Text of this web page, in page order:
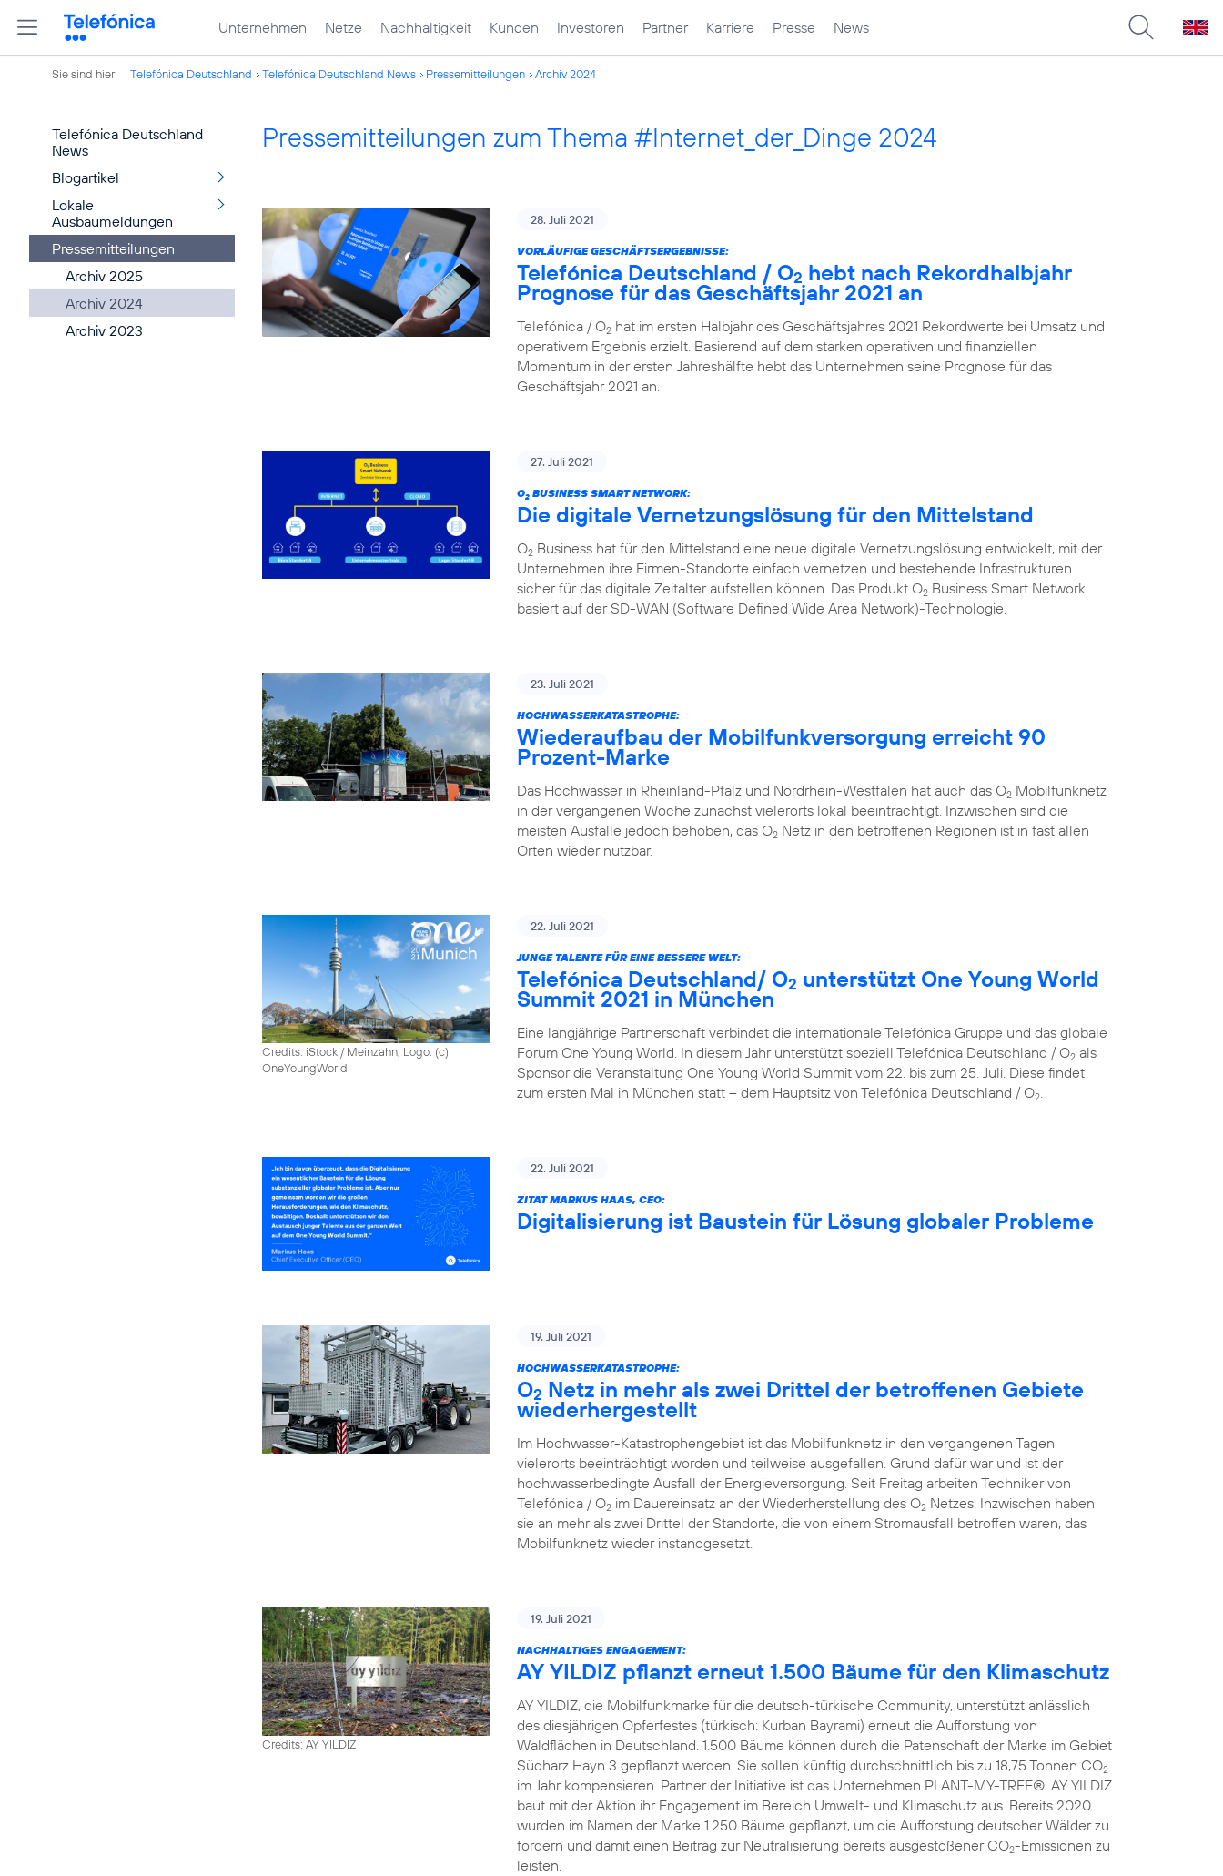
Unternehmen Netze Nachhaltigkeit Kunden Investoren Partner Karriere Presse News
Sie sind hier: Telefónica Deutschland Telefónica Deutschland News Pressemitteilungen Archiv 2024
Telefónica Deutschland
News
Blogartikel
Lokale
Ausbaumeldungen
Pressemitteilungen
Archiv 2025
Archiv 2024
Archiv 2023
Pressemitteilungen zum Thema #Internet_der_Dinge 2024
28. Juli 2021
VORLÄUFIGE GESCHÄFTSERGEBNISSE:
Telefónica Deutschland / O2 hebt nach Rekordhalbjahr
Prognose für das Geschäftsjahr 2021 an
Telefónica / O2 hat im ersten Halbjahr des Geschäftsjahres 2021 Rekordwerte bei Umsatz und
operativem Ergebnis erzielt. Basierend auf dem starken operativen und finanziellen
Momentum in der ersten Jahreshälfte hebt das Unternehmen seine Prognose für das
Geschäftsjahr 2021 an.
27. Juli 2021
O2 BUSINESS SMART NETWORK:
Die digitale Vernetzungslösung für den Mittelstand
O2 Business hat für den Mittelstand eine neue digitale Vernetzungslösung entwickelt, mit der
Unternehmen ihre Firmen-Standorte einfach vernetzen und bestehende Infrastrukturen
sicher für das digitale Zeitalter aufstellen können. Das Produkt O2 Business Smart Network
basiert auf der SD-WAN (Software Defined Wide Area Network)-Technologie.
23. Juli 2021
HOCHWASSERKATASTROPHE:
Wiederaufbau der Mobilfunkversorgung erreicht 90
Prozent-Marke
Das Hochwasser in Rheinland-Pfalz und Nordrhein-Westfalen hat auch das O2 Mobilfunknetz
in der vergangenen Woche zunächst vielerorts lokal beeinträchtigt. Inzwischen sind die
meisten Ausfälle jedoch behoben, das O2 Netz in den betroffenen Regionen ist in fast allen
Orten wieder nutzbar.
Credits: iStock / Meinzahn; Logo: (c)
OneYoungWorld
22. Juli 2021
JUNGE TALENTE FÜR EINE BESSERE WELT:
Telefónica Deutschland/ O2 unterstützt One Young World
Summit 2021 in München
Eine langjährige Partnerschaft verbindet die internationale Telefónica Gruppe und das globale
Forum One Young World. In diesem Jahr unterstützt speziell Telefónica Deutschland / O2 als
Sponsor die Veranstaltung One Young World Summit vom 22. bis zum 25. Juli. Diese findet
zum ersten Mal in München statt – dem Hauptsitz von Telefónica Deutschland / O2.
22. Juli 2021
ZITAT MARKUS HAAS, CEO:
Digitalisierung ist Baustein für Lösung globaler Probleme
19. Juli 2021
HOCHWASSERKATASTROPHE:
O2 Netz in mehr als zwei Drittel der betroffenen Gebiete
wiederhergestellt
Im Hochwasser-Katastrophengebiet ist das Mobilfunknetz in den vergangenen Tagen
vielerorts beeinträchtigt worden und teilweise ausgefallen. Grund dafür war und ist der
hochwasserbedingte Ausfall der Energieversorgung. Seit Freitag arbeiten Techniker von
Telefónica / O2 im Dauereinsatz an der Wiederherstellung des O2 Netzes. Inzwischen haben
sie an mehr als zwei Drittel der Standorte, die von einem Stromausfall betroffen waren, das
Mobilfunknetz wieder instandgesetzt.
Credits: AY YILDIZ
19. Juli 2021
NACHHALTIGES ENGAGEMENT:
AY YILDIZ pflanzt erneut 1.500 Bäume für den Klimaschutz
AY YILDIZ, die Mobilfunkmarke für die deutsch-türkische Community, unterstützt anlässlich
des diesjährigen Opferfestes (türkisch: Kurban Bayrami) erneut die Aufforstung von
Waldflächen in Deutschland. 1.500 Bäume können durch die Patenschaft der Marke im Gebiet
Südharz Hayn 3 gepflanzt werden. Sie sollen künftig durchschnittlich bis zu 18,75 Tonnen CO2
im Jahr kompensieren. Partner der Initiative ist das Unternehmen PLANT-MY-TREE®. AY YILDIZ
baut mit der Aktion ihr Engagement im Bereich Umwelt- und Klimaschutz aus. Bereits 2020
wurden im Namen der Marke 1.250 Bäume gepflanzt, um die Aufforstung deutscher Wälder zu
fördern und damit einen Beitrag zur Neutralisierung bereits ausgestoßener CO2-Emissionen zu
leisten.